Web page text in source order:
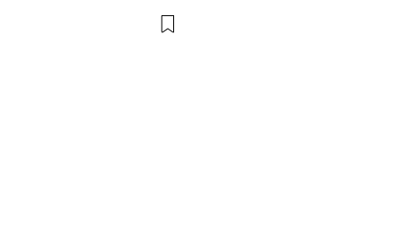
值得一去😛同大家分享下